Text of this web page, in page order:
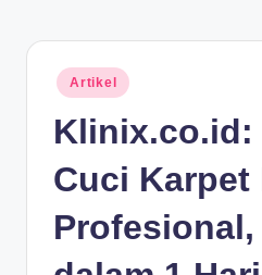
Posted
in
Artikel
Klinix.co.id:
Cuci Karpet